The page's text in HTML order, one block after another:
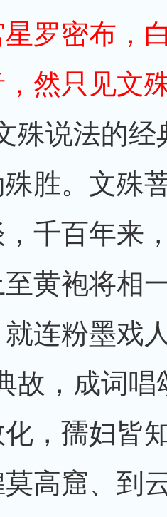
星罗密布，
然只见文
殊说法的
胜。文殊
千百年来
黄袍将相
连粉墨戏
故，成词唱
，孺妇皆
高窟、到